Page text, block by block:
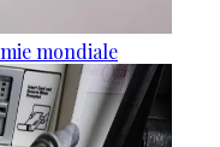
mondiale